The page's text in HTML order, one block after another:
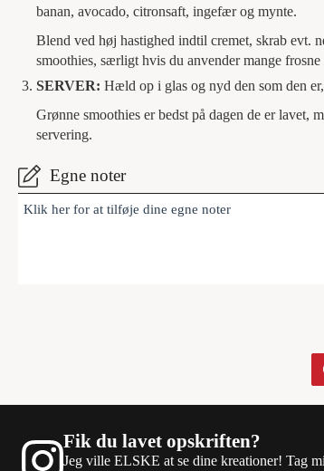
banan, avocado, citronsaft, ingefær og mynte.
Blend ved høj hastighed indtil cremet, skrab evt.
smoothies, særligt hvis du anvender mange frosne
SERVER: Hæld op i glas og nyd den som den
Grønne smoothies er bedst på dagen de er lavet,
servering.
Egne noter
Klik her for at tilføje dine egne noter
Fik du lavet opskriften?
Jeg ville ELSKE at se dine kreationer! Tag